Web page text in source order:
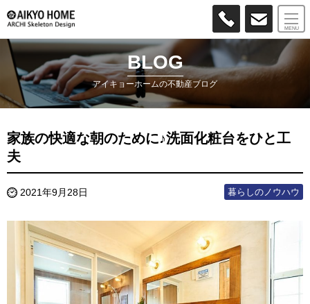
BLOG
アイキョーホームの不動産ブログ
家族の快適な朝のために♪洗面化粧台をひと工
夫
2021年9月28日 暮らしのノウハウ
MENU